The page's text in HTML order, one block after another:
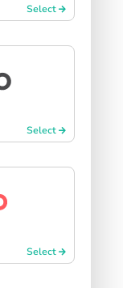
Select
Select
Select